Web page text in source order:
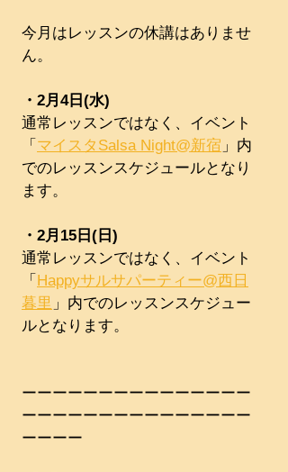
今月はレッスンの休講はありませ
ん。
・2月4日(水)
通常レッスンではなく、イベント
「 マイスタSalsa Night@新宿 」内
でのレッスンスケジュールとなり
ます。
・2月15日(日)
通常レッスンではなく、イベント
「 Happyサルサパーティー@西日
暮里 」内でのレッスンスケジュー
ルとなります。
ーーーーーーーーーーーーーーー
ーーーーーーーーーーーーーーー
ーーーー